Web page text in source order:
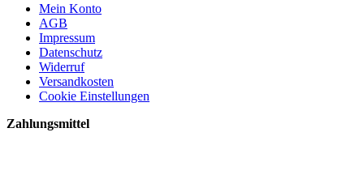
Mein Konto
AGB
Impressum
Datenschutz
Widerruf
Versandkosten
Cookie Einstellungen
Zahlungsmittel